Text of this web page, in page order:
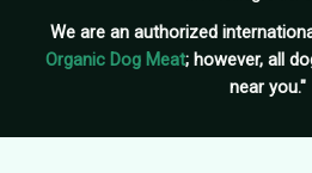
We are an authorized
Organic Dog Meat; however, all
near you."